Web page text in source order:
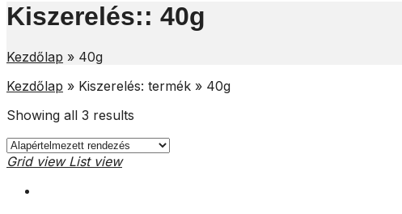
Kiszerelés:: 40g
Kezdőlap » 40g
Kezdőlap » Kiszerelés: termék » 40g
Showing all 3 results
Grid view List view